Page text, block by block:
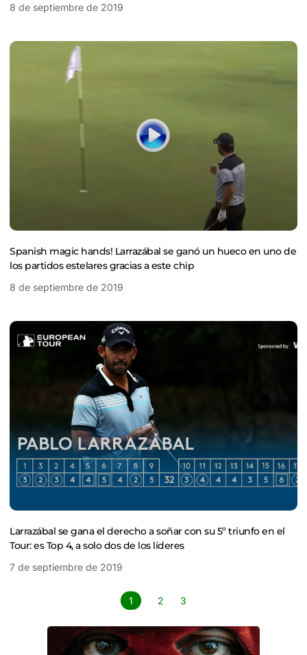
8 de septiembre de 2019
Spanish magic hands! Larrazábal se ganó un hueco en uno de
los partidos estelares gracias a este chip
8 de septiembre de 2019
Larrazábal se gana el derecho a soñar con su 5º triunfo en el
Tour: es Top 4, a solo dos de los líderes
7 de septiembre de 2019
1 2 3